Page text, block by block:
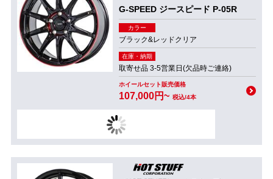
G-SPEED ジースピード P-05R
カラー
ブラック&レッドクリア
在庫・納期
取寄せ品 3-5営業日(欠品時ご連絡)
ホイールセット販売価格
107,000円~ 税込/4本